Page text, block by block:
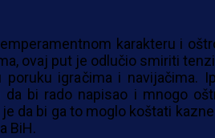
karakteru i
ovaj put je odlučio smiriti
igračima i navijačima.
bi rado napisao i mnogo
da bi ga to moglo koštati
BiH.